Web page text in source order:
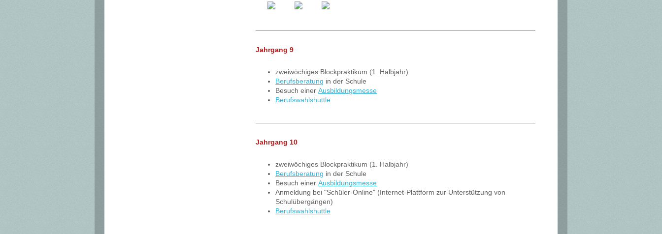
Jahrgang 9
zweiwöchiges Blockpraktikum (1. Halbjahr)
Berufsberatung in der Schule
Besuch einerAusbildungsmesse
Berufswahlshuttle
Jahrgang 10
zweiwöchiges Blockpraktikum (1. Halbjahr)
Berufsberatung in der Schule
Besuch einerAusbildungsmesse
Anmeldung bei "Schüler-Online" (Internet-Plattform zur Unterstützung von
Schulübergängen)
Berufswahlshuttle